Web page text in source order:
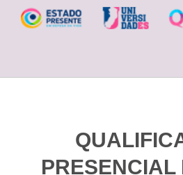
PRESENCIAL